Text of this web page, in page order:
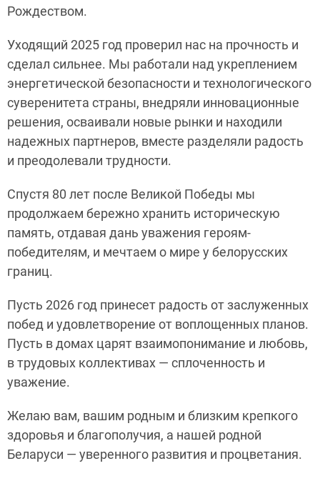
Рождеством.
Уходящий 2025 год проверил нас на прочность и
сделал сильнее. Мы работали над укреплением
энергетической безопасности и технологического
суверенитета страны, внедряли инновационные
решения, осваивали новые рынки и находили
надежных партнеров, вместе разделяли радость
и преодолевали трудности.
Спустя 80 лет после Великой Победы мы
продолжаем бережно хранить историческую
память, отдавая дань уважения героям-
победителям, и мечтаем о мире у белорусских
границ.
Пусть 2026 год принесет радость от заслуженных
побед и удовлетворение от воплощенных планов.
Пусть в домах царят взаимопонимание и любовь,
в трудовых коллективах — сплоченность и
уважение.
Желаю вам, вашим родным и близким крепкого
здоровья и благополучия, а нашей родной
Беларуси — уверенного развития и процветания.